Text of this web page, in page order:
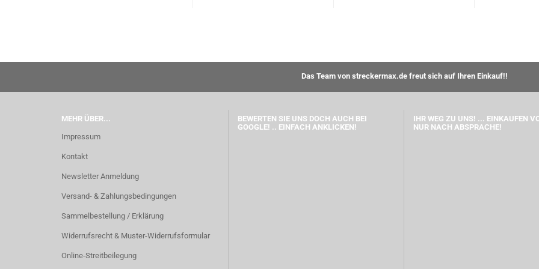
Das Team von streckermax.de freut sich auf Ihren Einkauf!!
MEHR ÜBER...
Impressum
Kontakt
Newsletter Anmeldung
Versand- & Zahlungsbedingungen
Sammelbestellung / Erklärung
Widerrufsrecht & Muster-Widerrufsformular
Online-Streitbeilegung
BEWERTEN SIE UNS DOCH AUCH BEI
GOOGLE! .. EINFACH ANKLICKEN!
IHR WEG ZU UNS! ... EINKAUFEN
NUR NACH ABSPRACHE!